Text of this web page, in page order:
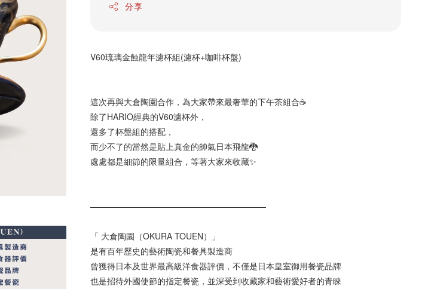
分享
V60琉璃金蝕龍年濾杯組(濾杯+咖啡杯盤)
這次再與大倉陶園合作，為大家帶來最奢華的下午茶組合☕️
除了HARIO經典的V60濾杯外，
還多了杯盤組的搭配，
而少不了的當然是貼上真金的帥氣日本飛龍🐉
處處都是細節的限量組合，等著大家來收藏✨
—————————————————————
「 大倉陶園（OKURA TOUEN）」
是有百年歷史的藝術陶瓷和餐具製造商
曾獲得日本及世界最高級洋食器評價，不僅是日本皇室御用餐瓷品牌
也是招待外國使節的指定餐瓷，並深受到收藏家和藝術愛好者的青睞